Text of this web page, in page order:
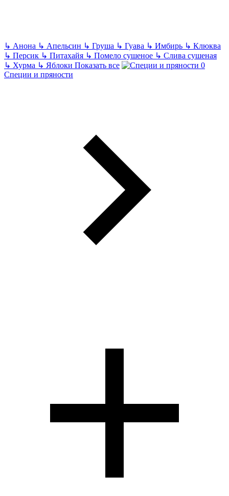
↳ Анона ↳ Апельсин ↳ Груша ↳ Гуава ↳ Имбирь ↳ Клюква
↳ Персик ↳ Питахайя ↳ Помело сушеное ↳ Слива сушеная
↳ Хурма ↳ Яблоки Показать все
Специи и пряности